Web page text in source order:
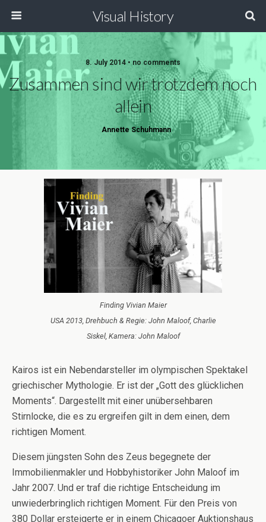
Visual History
8. July 2014 • no comments
Zusammen sind wir trotzdem noch
allein
Annette Schuhmann
Finding Vivian Maier
USA 2013, Drehbuch & Regie: John Maloof, Charlie
Siskel, Kamera: John Maloof
Kairos ist ein Nebendarsteller im olympischen Spektakel
griechischer Mythologie. Er ist der „Gott des glücklichen
Moments“. Dargestellt mit einer unübersehbaren
Stirnlocke, die es zu ergreifen gilt in dem einen, dem
richtigen Moment.
Diesem jüngsten Sohn des Zeus begegnete der
Immobilienmakler und Hobbyhistoriker John Maloof im
Jahr 2007. Und er traf die richtige Entscheidung im
unwiederbringlich richtigen Moment. Für den Preis von
380 Dollar ersteigerte er in einem Chicagoer Auktionshaus